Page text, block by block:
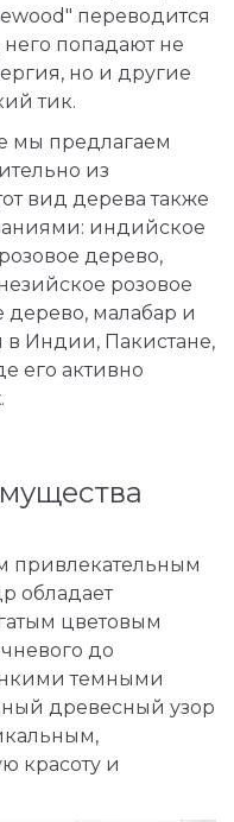
переводится
попадают не
но и другие
тик.
мы предлагаем
из
вид дерева также
индийское
дерево,
розовое
малабар и
в Индии, Пакистане,
его активно
привлекательным
обладает
цветовым
до
темными
древесный узор
красоту и